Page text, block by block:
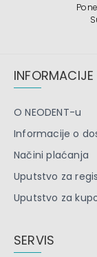
INFORMACIJE
O NEODENT-u
Informacije o
Načini plaćanja
Uputstvo za
Uputstvo za
SERVIS